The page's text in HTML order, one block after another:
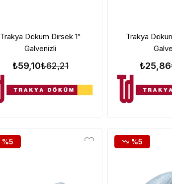
Trakya Döküm Dirsek 1"
Galvenizli
₺59,10₺62,21
Trakya
₺25,86
%5 %5